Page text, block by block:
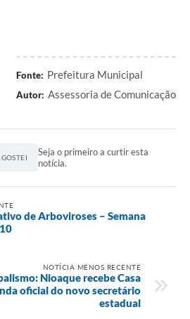
Fonte: Prefeitura Municipal
Autor: Assessoria de Comunicação
Seja o primeiro a curtir esta
notícia.
de Arboviroses – Semana
NOTÍCIA MENOS RECENTE
Nioaque recebe Casa
oficial do novo secretário
estadual